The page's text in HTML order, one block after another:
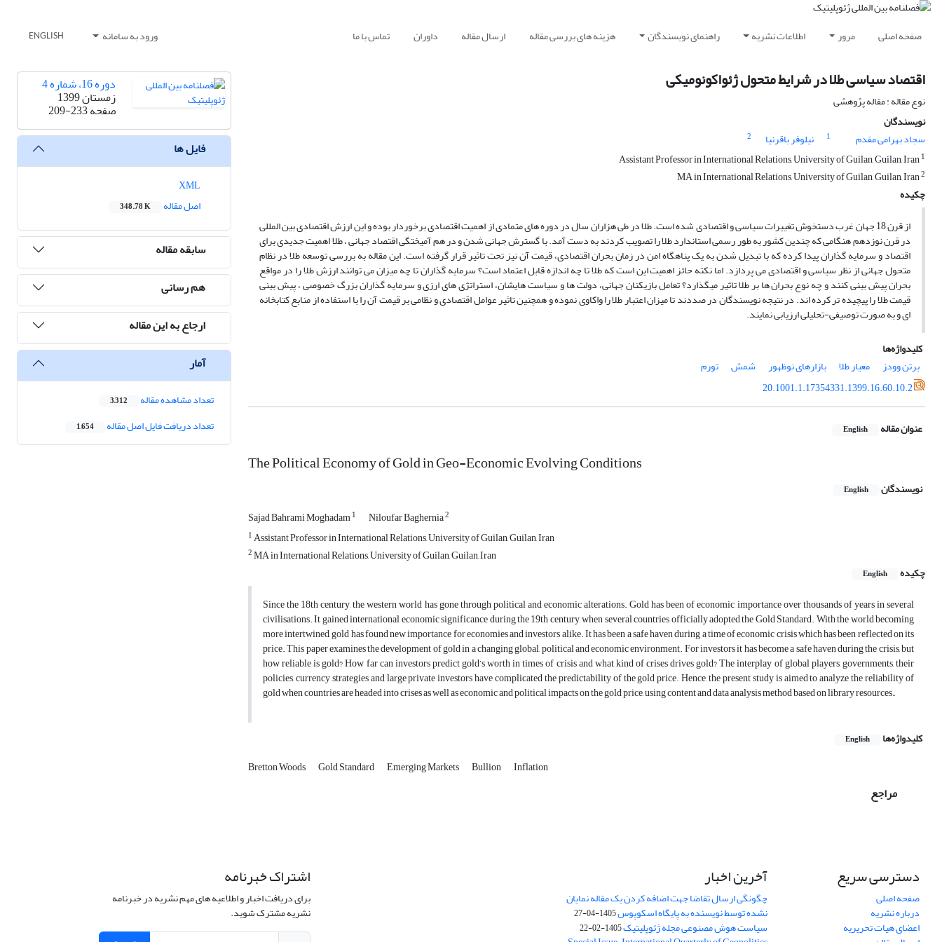
صفحه اصلی مرور اطلاعات نشریه راهنمای نویسندگان هزینه های بررسی مقاله ارسال مقاله داوران تماس با ما ورود به سامانه ENGLISH
اقتصاد سیاسی طلا در شرایط متحول ژئواکونومیکی
نوع مقاله : مقاله پژوهشی
نویسندگان
سجاد بهرامی مقدم
1 نیلوفر باقرنیا
2
1
2
چکیده
از قرن 18 جهان غرب دستخوش تغییرات سیاسی و اقتصادی شده است. طلا در طی هزاران سال در دوره های متمادی از اهمیت اقتصادی برخوردار بوده و این ارزش اقتصادی بین المللی
در قرن نوزدهم هنگامی که چندین کشور به طور رسمی استاندارد طلا را تصویب کردند به دست آمد. با گسترش جهانی شدن و در هم آمیختگی اقتصاد جهانی ، طلا اهمیت جدیدی برای
اقتصاد و سرمایه گذاران پیدا کرده که با تبدیل شدن به یک پناهگاه امن در زمان بحران اقتصادی، قیمت آن نیز تحت تاثیر قرار گرفته است. این مقاله به بررسی توسعه طلا در نظام
متحول جهانی از نظر سیاسی و اقتصادی می پردازد. اما نکته حائز اهمیت این است که طلا تا چه اندازه قابل اعتماد است؟ سرمایه گذاران تا چه میزان می توانند ارزش طلا را در مواقع
بحران پیش بینی کنند و چه نوع بحران ها بر طلا تاثیر میگذارد؟ تعامل بازیکنان جهانی، دولت ها و سیاست هایشان، استراتژی های ارزی و سرمایه گذاران بزرگ خصوصی ، پیش بینی
قیمت طلا را پیچیده تر کرده اند. در نتیجه نویسندگان در صددند تا میزان اعتبار طلا را واکاوی نموده و همچنین تاثیر عوامل اقتصادی و نظامی بر قیمت آن را با استفاده از منابع کتابخانه
ای و به صورت توصیفی-تحلیلی ارزیابی نمایند.
کلیدواژه‌ها
برتن وودز
معیار طلا بازارهای نوظهور شمش
تورم
20.1001.1.17354331.1399.16.60.10.2
عنوان مقاله English
The Political Economy of Gold in Geo-Economic Evolving Conditions
نویسندگان English
Sajad Bahrami Moghadam1 Niloufar Baghernia2
1Assistant Professor in International Relations, University of Guilan, Guilan, Iran
2MA in International Relations, University of Guilan, Guilan, Iran
چکیده
English
Since the 18th century, the western world has gone through political and economic alterations. Gold has been of economic importance over thousands of years in several
civilisations. It gained international economic significance during the 19th century, when several countries officially adopted the Gold Standard. With the world becoming
more intertwined, gold has found new importance for economies and investors alike. It has been a safe haven during a time of economic crisis which has been reflected on its
price. This paper examines the development of gold in a changing global, political and economic environment. For investors it has become a safe haven during the crisis, but
how reliable is gold? How far can investors predict gold’s worth in times of crisis and what kind of crises drives gold? The interplay of global players, governments, their
policies, currency strategies and large private investors have complicated the predictability of the gold price. Hence, the present study is aimed to analyze the reliability of
gold when countries are headed into crises as well as economic and political impacts on the gold price, using content and data analysis method based on library resources.
کلیدواژه‌ها English
Bretton Woods Gold Standard Emerging Markets Bullion Inflation
مراجع
دوره 16، شماره 4
زمستان 1399
صفحه209-233
فایل ها
اصل مقاله
348.78 K
سابقه مقاله
هم رسانی
ارجاع به این مقاله
آمار
تعداد مشاهده مقاله 3,312
تعداد دریافت فایل اصل مقاله 1,654
دسترسی سریع
صفحه اصلی
درباره نشریه
اعضای هیات تحریریه
آخرین اخبار
چگونگی ارسال تقاضا جهت اضافه کردن یک مقاله نمایان
نشده توسط نویسنده به پایگاه اسکوپوس1405-04-27
سیاست هوش مصنوعی مجله ژئوپلیتیک1405-02-22
اشتراک خبرنامه
برای دریافت اخبار و اطلاعیه های مهم نشریه در خبرنامه
نشریه مشترک شوید.